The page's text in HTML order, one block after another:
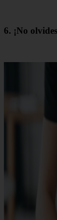
6. ¡No